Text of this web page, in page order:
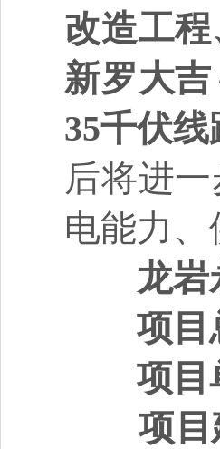
改造工
新罗大
35千伏
后将进
电能力
龙岩
项目
项目
项目